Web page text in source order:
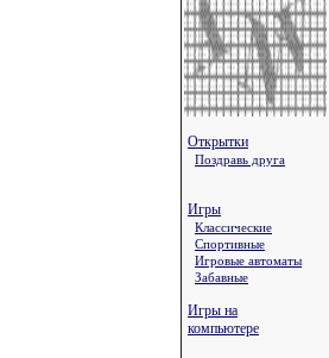
Открытки
Поздравь друга
Игры
Классические
Спортивные
Игровые автоматы
Забавные
Игры на
компьютере